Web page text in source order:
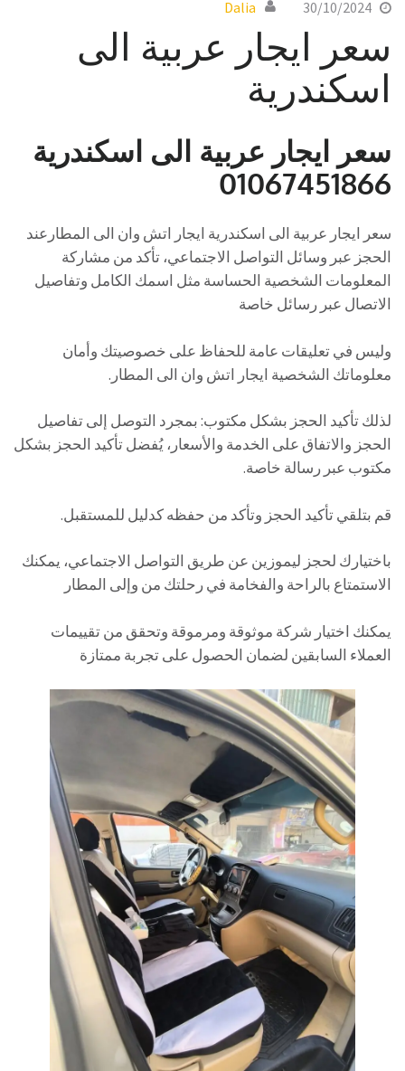
30/10/2024
Dalia
سعر ايجار عربية الى
اسكندرية
سعر ايجار عربية الى اسكندرية
01067451866
سعر ايجار عربية الى اسكندرية ايجار اتش وان الى المطارعند
الحجز عبر وسائل التواصل الاجتماعي، تأكد من مشاركة
المعلومات الشخصية الحساسة مثل اسمك الكامل وتفاصيل
الاتصال عبر رسائل خاصة
وليس في تعليقات عامة للحفاظ على خصوصيتك وأمان
معلوماتك الشخصية ايجار اتش وان الى المطار.
لذلك تأكيد الحجز بشكل مكتوب: بمجرد التوصل إلى تفاصيل
الحجز والاتفاق على الخدمة والأسعار، يُفضل تأكيد الحجز بشكل
مكتوب عبر رسالة خاصة.
قم بتلقي تأكيد الحجز وتأكد من حفظه كدليل للمستقبل.
باختيارك لحجز ليموزين عن طريق التواصل الاجتماعي، يمكنك
الاستمتاع بالراحة والفخامة في رحلتك من وإلى المطار
يمكنك اختيار شركة موثوقة ومرموقة وتحقق من تقييمات
العملاء السابقين لضمان الحصول على تجربة ممتازة